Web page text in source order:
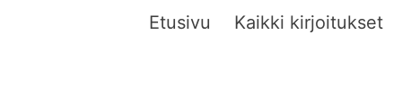
Etusivu Kaikki kirjoitukset